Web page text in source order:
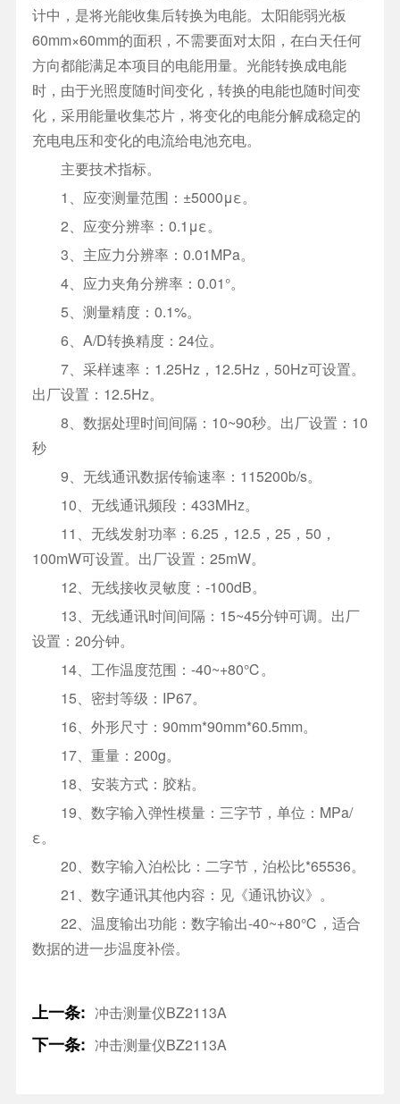
计中，是将光能收集后转换为电能。太阳能弱光板
60mm×60mm的面积，不需要面对太阳，在白天任何
方向都能满足本项目的电能用量。光能转换成电能
时，由于光照度随时间变化，转换的电能也随时间变
化，采用能量收集芯片，将变化的电能分解成稳定的
充电电压和变化的电流给电池充电。
主要技术指标。
1、应变测量范围：±5000με。
2、应变分辨率：0.1με。
3、主应力分辨率：0.01MPa。
4、应力夹角分辨率：0.01°。
5、测量精度：0.1%。
6、A/D转换精度：24位。
7、采样速率：1.25Hz，12.5Hz，50Hz可设置。
出厂设置：12.5Hz。
8、数据处理时间间隔：10~90秒。出厂设置：10
秒
9、无线通讯数据传输速率：115200b/s。
10、无线通讯频段：433MHz。
11、无线发射功率：6.25，12.5，25，50，
100mW可设置。出厂设置：25mW。
12、无线接收灵敏度：-100dB。
13、无线通讯时间间隔：15~45分钟可调。出厂
设置：20分钟。
14、工作温度范围：-40~+80℃。
15、密封等级：IP67。
16、外形尺寸：90mm*90mm*60.5mm。
17、重量：200g。
18、安装方式：胶粘。
19、数字输入弹性模量：三字节，单位：MPa/
ε。
20、数字输入泊松比：二字节，泊松比*65536。
21、数字通讯其他内容：见《通讯协议》。
22、温度输出功能：数字输出-40~+80℃，适合
数据的进一步温度补偿。
上一条: 冲击测量仪BZ2113A
下一条: 冲击测量仪BZ2113A